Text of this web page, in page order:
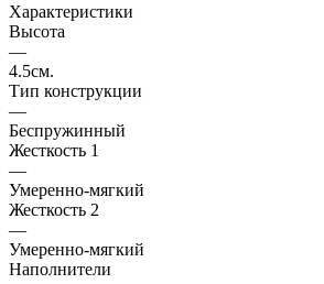
Характеристики
Высота
—
4.5см.
Тип конструкции
—
Беспружинный
Жесткость 1
—
Умеренно-мягкий
Жесткость 2
—
Умеренно-мягкий
Наполнители